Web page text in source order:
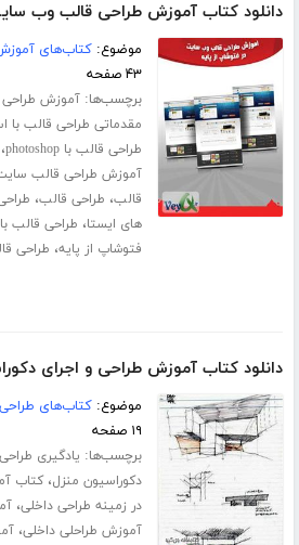
دانلود کتاب آموزش طراحی قالب وب
موضوع:کتاب‌های
۴۳ صفحه
برچسب‌ها:آموزش
مقدماتی طراحی قالب با
طراحی قالب با photoshop
آموزش طراحی قالب
قالب، طراحی قالب،
های ایستا، طراحی قالب
فتوشاپ از پایه، طراحی
دانلود کتاب آموزش طراحی و اجرای
موضوع:کتاب‌های
۱۹ صفحه
برچسب‌ها: یادگیری
دکوراسیون منزل،کتاب
در زمینه طراحی داخلی،
آموزش طراحلی داخلی،